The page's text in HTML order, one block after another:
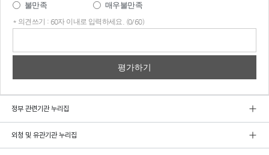
불만족
매우불만족
* 의견쓰기 : 60자 이내로 입력하세요. (0/60)
정부 관련기관 누리집
외청 및 유관기관 누리집